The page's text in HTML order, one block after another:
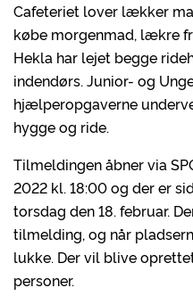
Cafeteriet lover lækker
købe morgenmad, lækre
Hekla har lejet begge
indendørs. Junior- og
hjælperopgaverne
hygge og ride.
Tilmeldingen åbner via
2022 kl. 18:00 og der er
torsdag den 18. februar.
tilmelding, og når
lukke. Der vil blive
personer.